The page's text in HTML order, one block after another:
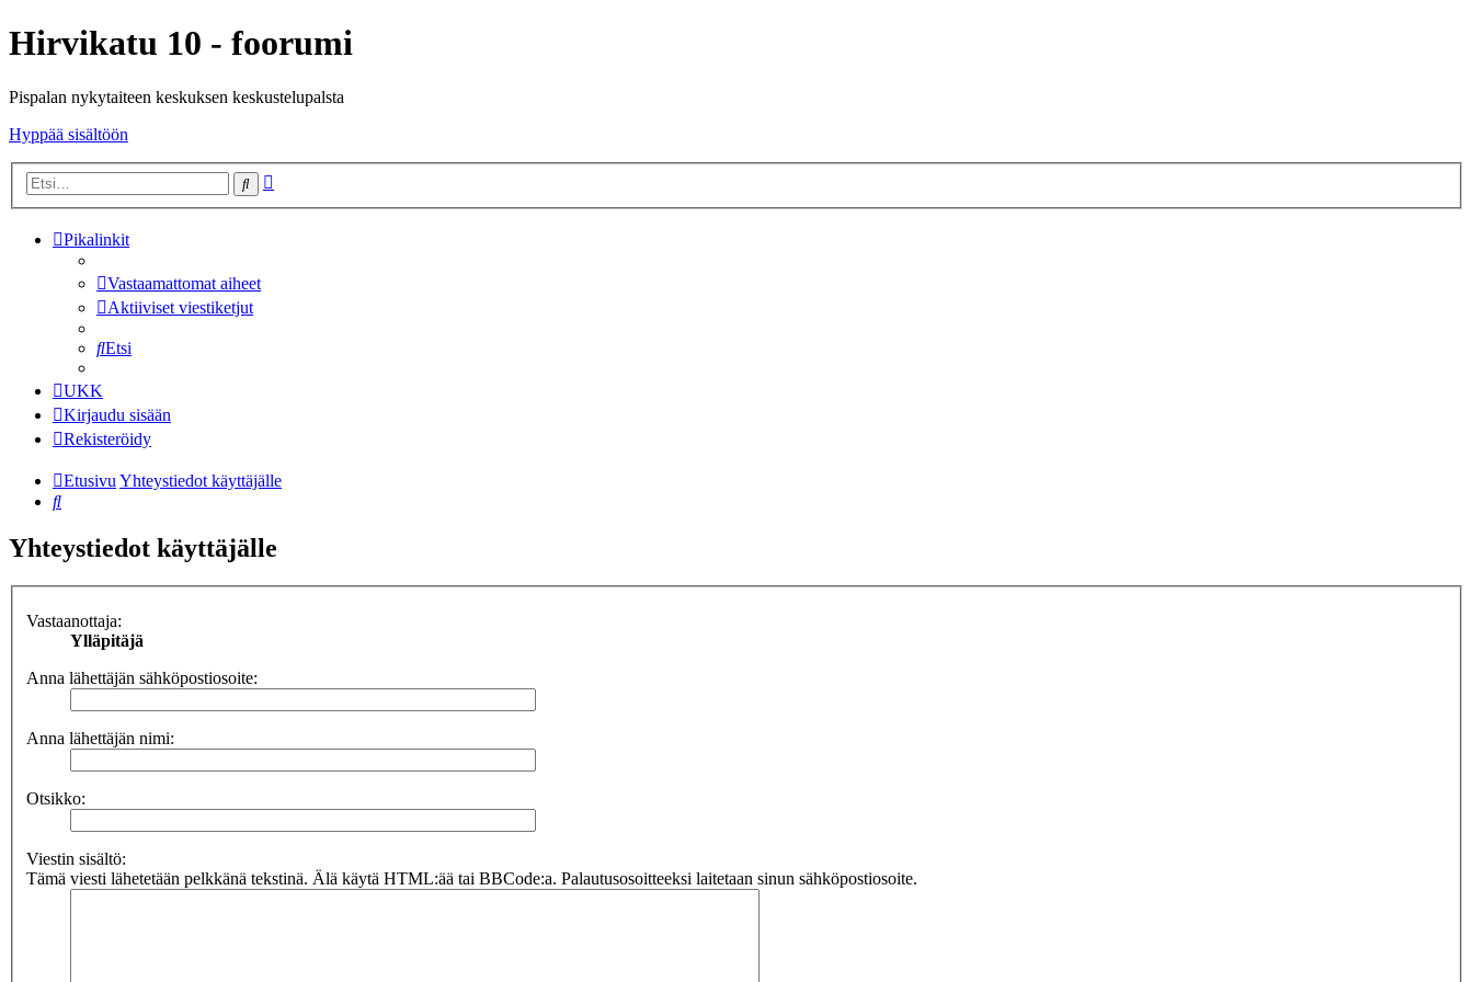
Hirvikatu 10 - foorumi
Pispalan nykytaiteen keskuksen keskustelupalsta
Hyppää sisältöön
Etsi
Pikalinkit
Vastaamattomat aiheet
Aktiiviset viestiketjut
Etsi
UKK
Kirjaudu sisään
Rekisteröidy
EtusivuYhteystiedot käyttäjälle
Etsi
Yhteystiedot käyttäjälle
Vastaanottaja:
Ylläpitäjä
Anna lähettäjän sähköpostiosoite:
Anna lähettäjän nimi:
Otsikko:
Viestin sisältö:
Tämä viesti lähetetään pelkkänä tekstinä. Älä käytä HTML:ää tai BBCode:a. Palautusosoitteeksi laitetaan sinun sähköpostiosoite.